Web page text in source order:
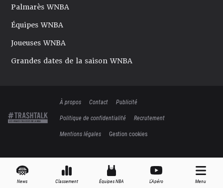
News Classement Équipes NBA L'Apéro Menu
Palmarès WNBA
Équipes WNBA
Joueuses WNBA
Grandes dates de la saison WNBA
À propos Contact
Publicité
Politique de confidentialité
Recrutement
Mentions légales
Gestion cookies